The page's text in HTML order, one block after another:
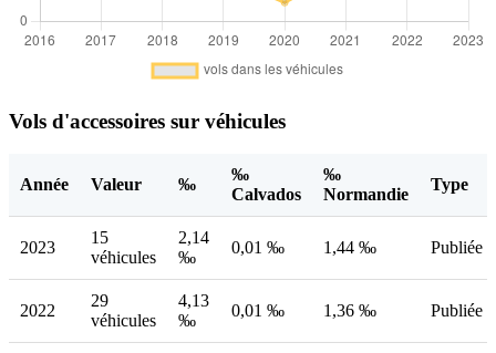
Vols d'accessoires sur véhicules
Année Valeur ‰
‰
Calvados
‰
Normandie
Type
2023
15
véhicules
2,14
‰
0,01 ‰ 1,44 ‰ Publiée
2022
29
véhicules
4,13
‰
0,01 ‰ 1,36 ‰ Publiée